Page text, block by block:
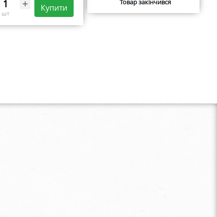
шт
Купити
Товар закінчився